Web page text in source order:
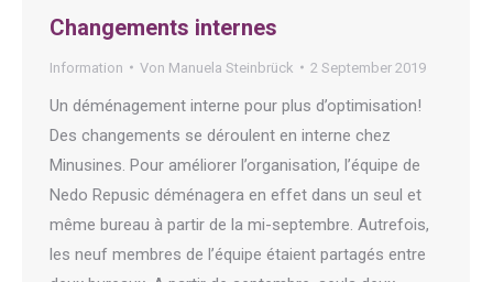
Changements internes
Information Von Manuela Steinbrück 2 September 2019
Un déménagement interne pour plus d’optimisation!
Des changements se déroulent en interne chez
Minusines. Pour améliorer l’organisation, l’équipe de
Nedo Repusic déménagera en effet dans un seul et
même bureau à partir de la mi-septembre. Autrefois,
les neuf membres de l’équipe étaient partagés entre